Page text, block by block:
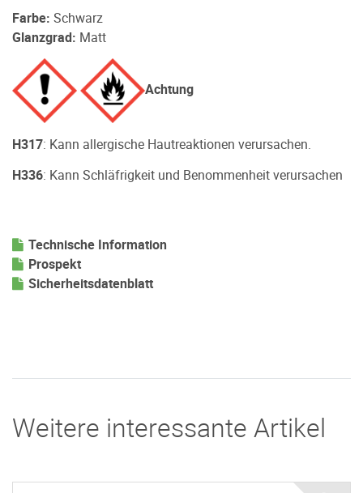
Farbe: Schwarz
Glanzgrad: Matt
Achtung
H317: Kann allergische Hautreaktionen verursachen.
H336: Kann Schläfrigkeit und Benommenheit verursachen
Technische Information
Prospekt
Sicherheitsdatenblatt
Weitere interessante Artikel